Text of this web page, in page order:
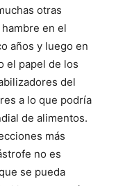
otras
en el
años y luego en
el papel de los
del
a lo que podría
de alimentos.
más
no es
se pueda